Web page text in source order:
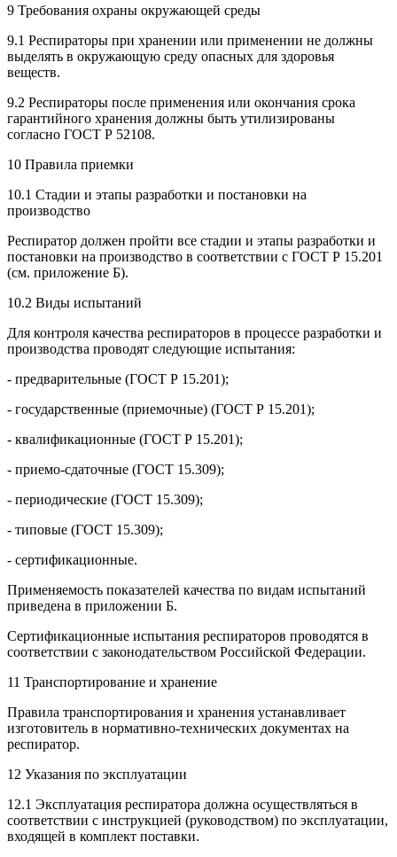
9 Требования охраны окружающей среды
9.1 Респираторы при хранении или применении не должны
выделять в окружающую среду опасных для здоровья
веществ.
9.2 Респираторы после применения или окончания срока
гарантийного хранения должны быть утилизированы
согласно ГОСТ Р 52108.
10 Правила приемки
10.1 Стадии и этапы разработки и постановки на
производство
Респиратор должен пройти все стадии и этапы разработки и
постановки на производство в соответствии с ГОСТ Р 15.201
(см. приложение Б).
10.2 Виды испытаний
Для контроля качества респираторов в процессе разработки и
производства проводят следующие испытания:
- предварительные (ГОСТ Р 15.201);
- государственные (приемочные) (ГОСТ Р 15.201);
- квалификационные (ГОСТ Р 15.201);
- приемо-сдаточные (ГОСТ 15.309);
- периодические (ГОСТ 15.309);
- типовые (ГОСТ 15.309);
- сертификационные.
Применяемость показателей качества по видам испытаний
приведена в приложении Б.
Сертификационные испытания респираторов проводятся в
соответствии с законодательством Российской Федерации.
11 Транспортирование и хранение
Правила транспортирования и хранения устанавливает
изготовитель в нормативно-технических документах на
респиратор.
12 Указания по эксплуатации
12.1 Эксплуатация респиратора должна осуществляться в
соответствии с инструкцией (руководством) по эксплуатации,
входящей в комплект поставки.